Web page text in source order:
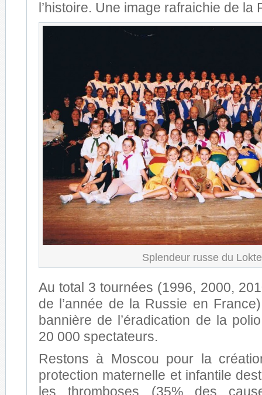
l’histoire. Une image rafraichie de la
Splendeur russe du
Au total 3 tournées (1996, 2000,
de l’année de la Russie en
bannière de l’éradication de la
20 000 spectateurs.
Restons à Moscou pour la
protection maternelle et infantile
les thromboses (35% des